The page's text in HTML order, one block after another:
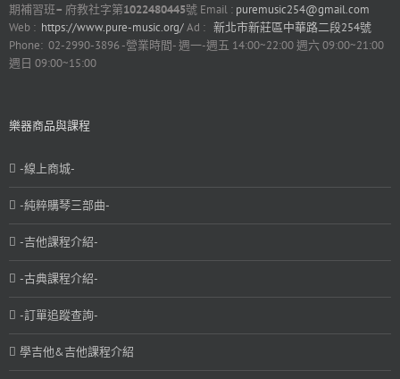
期補習班– 府教社字第1022480445號 Email : puremusic254@gmail.com
Web : https://www.pure-music.org/Ad : 新北市新莊區中華路二段254號
Phone: 02-2990-3896 -營業時間- 週一-週五 14:00~22:00 週六 09:00~21:00
週日 09:00~15:00
樂器商品與課程
-線上商城-
-純粹購琴三部曲-
-吉他課程介紹-
-古典課程介紹-
-訂單追蹤查詢-
學吉他&吉他課程介紹